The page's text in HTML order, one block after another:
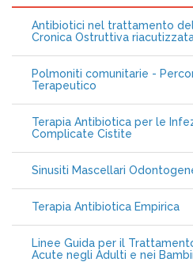
Antibiotici nel trattamento
Cronica Ostruttiva
Polmoniti comunitarie -
Terapeutico
Terapia Antibiotica per le
Complicate Cistite
Sinusiti Mascellari
Terapia Antibiotica Empirica
Linee Guida per il
Acute negli Adulti e nei